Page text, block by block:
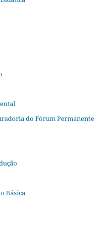
do Fórum Permanente
Básica